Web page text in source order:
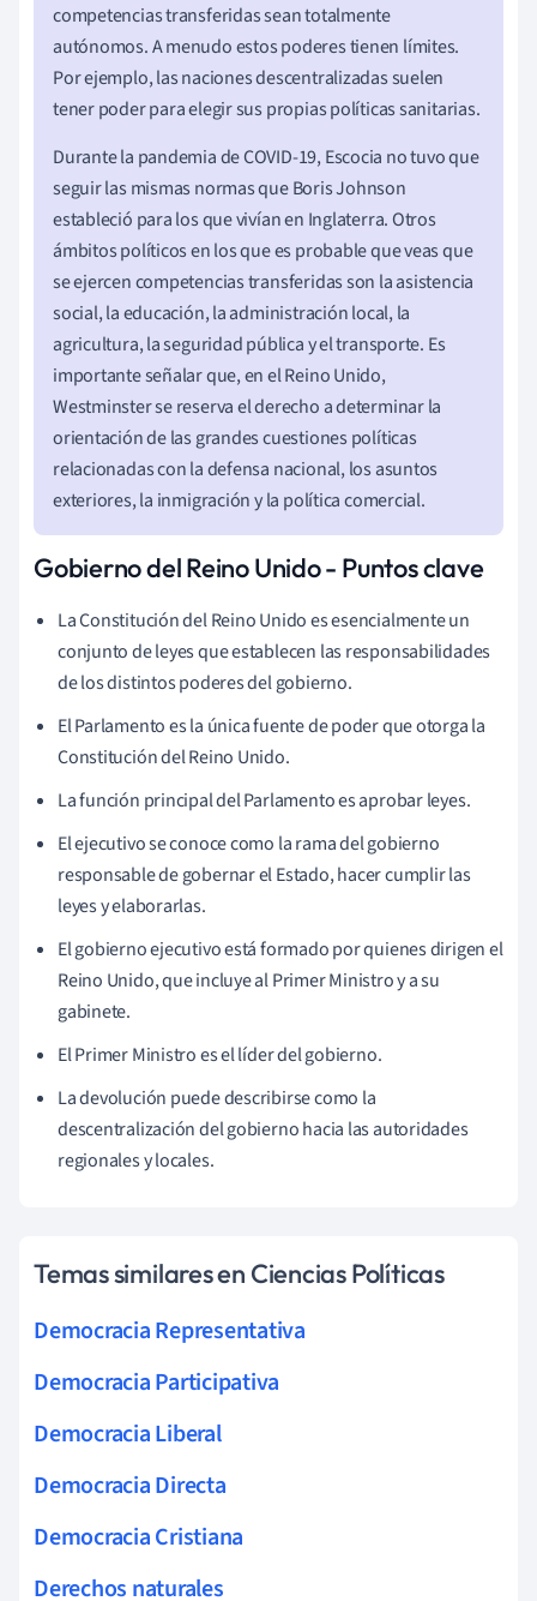
competencias transferidas sean totalmente
autónomos. A menudo estos poderes tienen límites.
Por ejemplo, las naciones descentralizadas suelen
tener poder para elegir sus propias políticas sanitarias.
Durante la pandemia de COVID-19, Escocia no tuvo que
seguir las mismas normas que Boris Johnson
estableció para los que vivían en Inglaterra. Otros
ámbitos políticos en los que es probable que veas que
se ejercen competencias transferidas son la asistencia
social, la educación, la administración local, la
agricultura, la seguridad pública y el transporte. Es
importante señalar que, en el Reino Unido,
Westminster se reserva el derecho a determinar la
orientación de las grandes cuestiones políticas
relacionadas con la defensa nacional, los asuntos
exteriores, la inmigración y la política comercial.
Gobierno del Reino Unido - Puntos clave
La Constitución del Reino Unido es esencialmente un
conjunto de leyes que establecen las responsabilidades
de los distintos poderes del gobierno.
El Parlamento es la única fuente de poder que otorga la
Constitución del Reino Unido.
La función principal del Parlamento es aprobar leyes.
El ejecutivo se conoce como la rama del gobierno
responsable de gobernar el Estado, hacer cumplir las
leyes y elaborarlas.
El gobierno ejecutivo está formado por quienes dirigen el
Reino Unido, que incluye al Primer Ministro y a su
gabinete.
El Primer Ministro es el líder del gobierno.
La devolución puede describirse como la
descentralización del gobierno hacia las autoridades
regionales y locales.
Temas similares en Ciencias Políticas
Democracia Representativa
Democracia Participativa
Democracia Liberal
Democracia Directa
Democracia Cristiana
Derechos naturales